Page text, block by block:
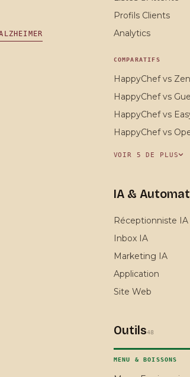
Profils Clients
Analytics
COMPARATIFS
HappyChef vs
HappyChef vs
HappyChef vs
HappyChef vs
VOIR 5 DE PLUS
IA &
Réceptionniste IA
Inbox IA
Marketing IA
Application
Site Web
Outils48
MENU & BOISSONS